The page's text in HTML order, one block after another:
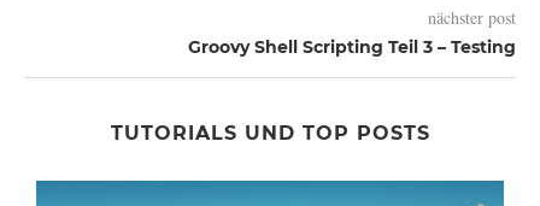
nächster post
Groovy Shell Scripting Teil 3 – Testing
TUTORIALS UND TOP POSTS